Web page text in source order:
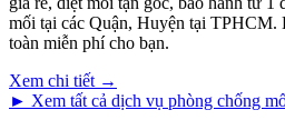
mối tại các Quận, Huyện tại TPHCM.
toàn miễn phí cho bạn.
Xem chi tiết →
► Xem tất cả dịch vụ phòng chống